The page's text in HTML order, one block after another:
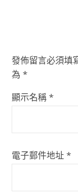
發佈留言必須填
為 *
顯示名稱 *
電子郵件地址 *